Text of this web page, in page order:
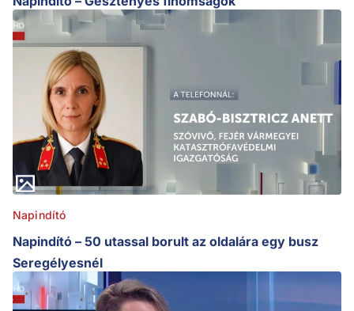
Napindító
Napindító – 50 utassal borult az oldalára egy busz
Seregélyesnél